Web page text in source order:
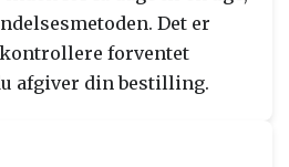
Det er
forventet
afgiver din bestilling.